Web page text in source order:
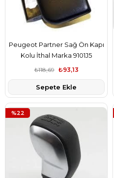
Peugeot Partner Sağ Ön Kapı
Kolu İthal Marka 9101J5
₺93,13
₺118,69
Sepete Ekle
%22